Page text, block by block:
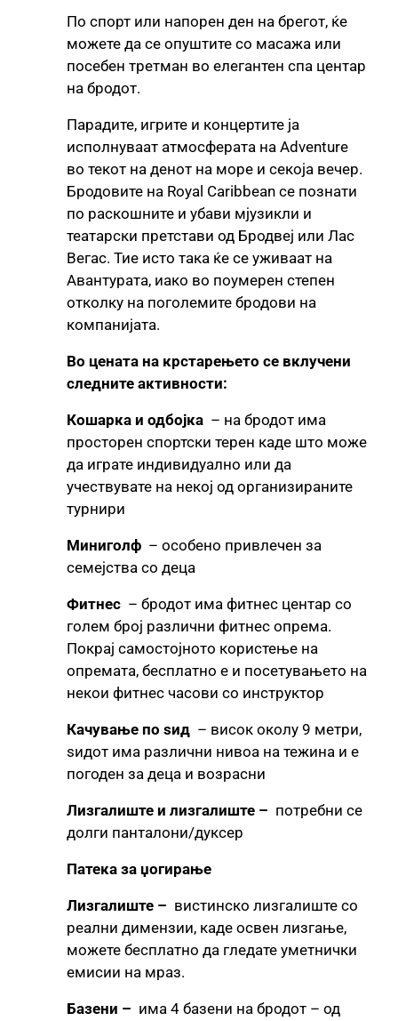
По спорт или напорен ден на брегот, ќе
можете да се опуштите со масажа или
посебен третман во елегантен спа центар
на бродот.
Парадите, игрите и концертите ја
исполнуваат атмосферата на Adventure
во текот на денот на море и секоја вечер.
Бродовите на Royal Caribbean се познати
по раскошните и убави мјузикли и
театарски претстави од Бродвеј или Лас
Вегас. Тие исто така ќе се уживаат на
Авантурата, иако во поумерен степен
отколку на поголемите бродови на
компанијата.
Во цената на крстарењето се вклучени
следните активности:
Кошарка и одбојка – на бродот има
просторен спортски терен каде што може
да играте индивидуално или да
учествувате на некој од организираните
турнири
Миниголф – особено привлечен за
семејства со деца
Фитнес – бродот има фитнес центар со
голем број различни фитнес опрема.
Покрај самостојното користење на
опремата, бесплатно е и посетувањето на
некои фитнес часови со инструктор
Качување по ѕид – висок околу 9 метри,
ѕидот има различни нивоа на тежина и е
погоден за деца и возрасни
Лизгалиште и лизгалиште – потребни се
долги панталони/дуксер
Патека за џогирање
Лизгалиште – вистинско лизгалиште со
реални димензии, каде освен лизгање,
можете бесплатно да гледате уметнички
емисии на мраз.
Базени – има 4 базени на бродот – од